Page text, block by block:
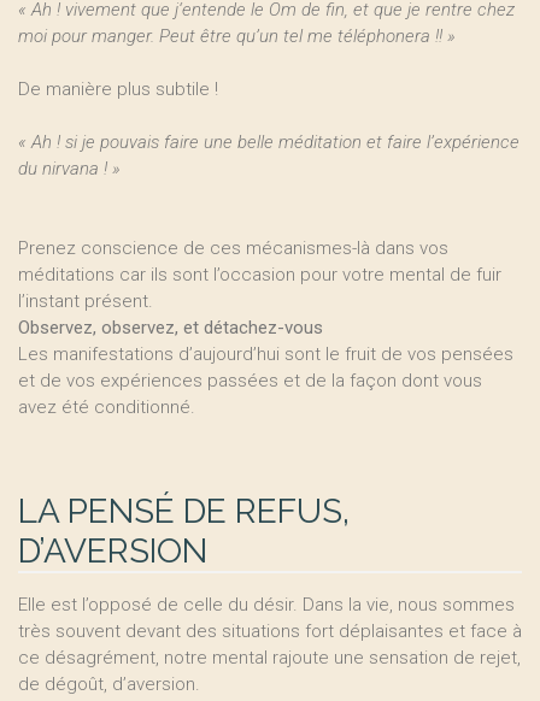
« Ah ! vivement que j‘entende le Om de fin, et que je rentre chez
moi pour manger. Peut être qu’un tel me téléphonera !! »
De manière plus subtile !
« Ah ! si je pouvais faire une belle méditation et faire l’expérience
du nirvana ! »
Prenez conscience de ces mécanismes-là dans vos
méditations car ils sont l’occasion pour votre mental de fuir
l’instant présent.
Observez, observez, et détachez-vous
Les manifestations d’aujourd’hui sont le fruit de vos pensées
et de vos expériences passées et de la façon dont vous
avez été conditionné.
LA PENSÉ DE REFUS,
D’AVERSION
Elle est l’opposé de celle du désir. Dans la vie, nous sommes
très souvent devant des situations fort déplaisantes et face à
ce désagrément, notre mental rajoute une sensation de rejet,
de dégoût, d’aversion.